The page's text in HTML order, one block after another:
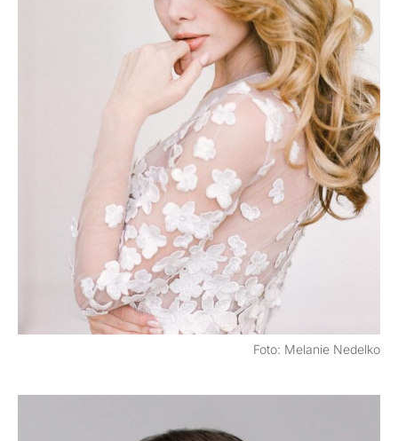
Foto: Melanie Nedelko